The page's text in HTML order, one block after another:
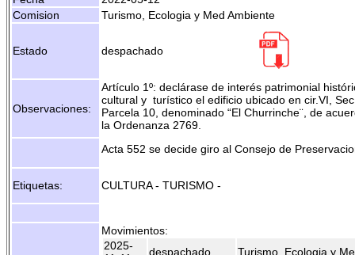
Comision
Turismo, Ecologia y Med Ambiente
Estado despachado
Observaciones:
Artículo 1º: declárase de interés patrimonial
cultural y turístico el edificio ubicado en cir.VI,
Parcela 10, denominado “El Churrinche¨, de
la Ordenanza 2769.
Acta 552 se decide giro al Consejo de
Etiquetas: CULTURA - TURISMO -
Movimientos:
2025-
despachado
Turismo, Ecologia y